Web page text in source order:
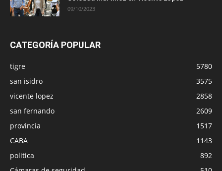
09/10/2023
CATEGORÍA POPULAR
tigre
5780
san isidro
3575
vicente lopez
2858
san fernando
2609
provincia
1517
CABA
1143
politica
892